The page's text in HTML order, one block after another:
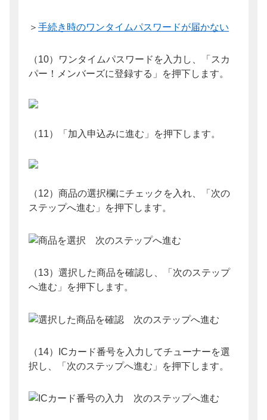
＞手続き時のワンタイムパスワードが届かない
（10）ワンタイムパスワードを入力し、「スカ
パー！メンバーズに登録する」を押下します。
（11）「加入申込みに進む」を押下します。
（12）商品の選択欄にチェックを入れ、「次の
ステップへ進む」を押下します。
（13）選択した商品を確認し、「次のステップ
へ進む」を押下します。
（14）ICカード番号を入力してチューナーを選
択し、「次のステップへ進む」を押下します。